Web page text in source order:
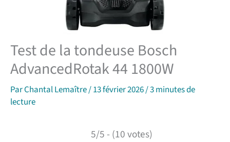
Test de la tondeuse Bosch
AdvancedRotak 44 1800W
ParChantal Lemaître/13 février 2026/3 minutes de
lecture
5/5 - (10 votes)